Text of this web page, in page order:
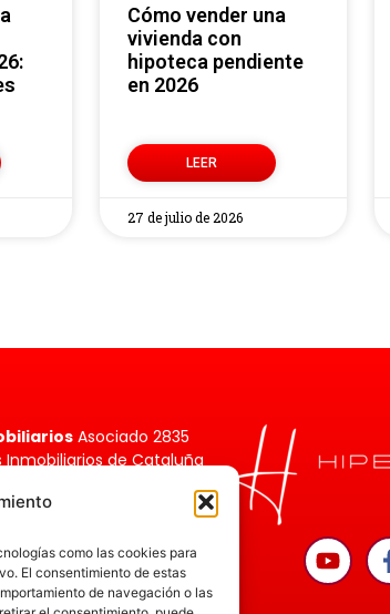
como las cookies para
El consentimiento de estas
de navegación o las
Cómo vender una
vivienda con
hipoteca pendiente
en 2026
LEER
27 de julio de 2026
Asociado 2835
Inmobiliarios de Cataluña
Barcelona.